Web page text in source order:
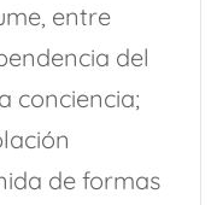
entre
del
conciencia;
de formas